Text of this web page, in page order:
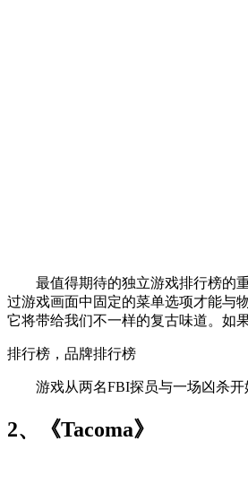
最值得期待的独立游戏排行榜的重
过游戏画面中固定的菜单选项才能与
它将带给我们不一样的复古味道。如
排行榜，品牌排行榜
游戏从两名FBI探员与一场凶杀开
2、《Tacoma》